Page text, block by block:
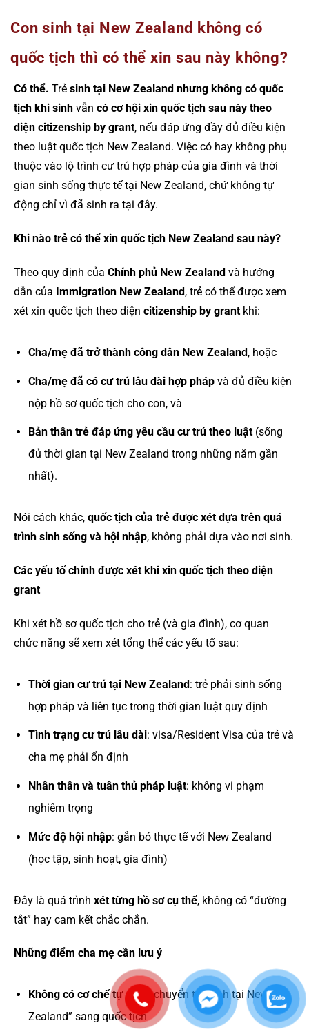
Con sinh tại New Zealand không có
quốc tịch thì có thể xin sau này không?
Có thể. Trẻ sinh tại New Zealand nhưng không có quốc
tịch khi sinh vẫn có cơ hội xin quốc tịch sau này theo
diện citizenship by grant, nếu đáp ứng đầy đủ điều kiện
theo luật quốc tịch New Zealand. Việc có hay không phụ
thuộc vào lộ trình cư trú hợp pháp của gia đình và thời
gian sinh sống thực tế tại New Zealand, chứ không tự
động chỉ vì đã sinh ra tại đây.
Khi nào trẻ có thể xin quốc tịch New Zealand sau này?
Theo quy định của Chính phủ New Zealand và hướng
dẫn của Immigration New Zealand, trẻ có thể được xem
xét xin quốc tịch theo diện citizenship by grant khi:
Cha/mẹ đã trở thành công dân New Zealand, hoặc
Cha/mẹ đã có cư trú lâu dài hợp phápvà đủ điều kiện
nộp hồ sơ quốc tịch cho con, và
Bản thân trẻ đáp ứng yêu cầu cư trú theo luật(sống
đủ thời gian tại New Zealand trong những năm gần
nhất).
Nói cách khác, quốc tịch của trẻ được xét dựa trên quá
trình sinh sống và hội nhập, không phải dựa vào nơi sinh.
Các yếu tố chính được xét khi xin quốc tịch theo diện
grant
Khi xét hồ sơ quốc tịch cho trẻ (và gia đình), cơ quan
chức năng sẽ xem xét tổng thể các yếu tố sau:
Thời gian cư trú tại New Zealand: trẻ phải sinh sống
hợp pháp và liên tục trong thời gian luật quy định
Tình trạng cư trú lâu dài: visa/Resident Visa của trẻ và
cha mẹ phải ổn định
Nhân thân và tuân thủ pháp luật: không vi phạm
nghiêm trọng
Mức độ hội nhập: gắn bó thực tế với New Zealand
(học tập, sinh hoạt, gia đình)
Đây là quá trình xét từng hồ sơ cụ thể, không có “đường
tắt” hay cam kết chắc chắn.
Những điểm cha mẹ cần lưu ý
Không có cơ chế tự động chuyển từ “sinh tại New
Zealand” sang quốc tịch